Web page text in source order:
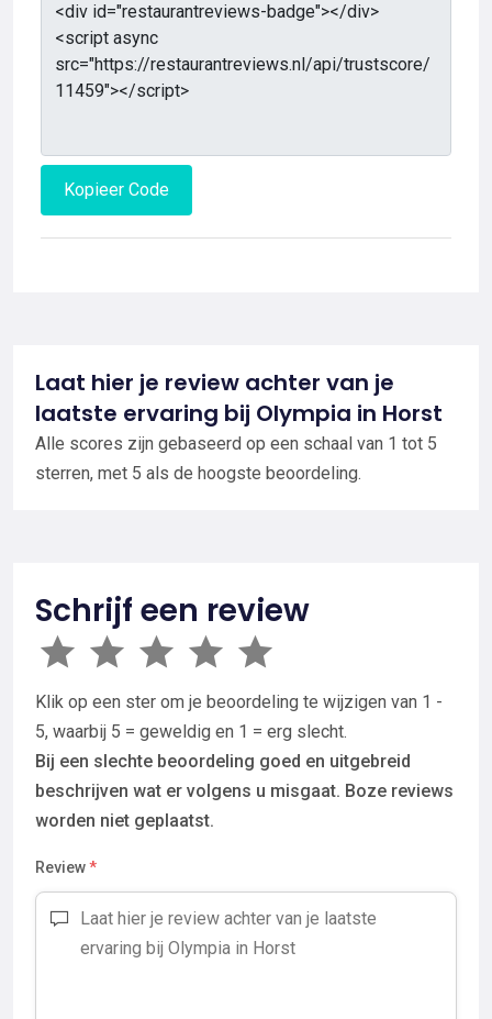
Kopieer Code
Laat hier je review achter van je
laatste ervaring bij Olympia in Horst
Alle scores zijn gebaseerd op een schaal van 1 tot 5
sterren, met 5 als de hoogste beoordeling.
Schrijf een review
Klik op een ster om je beoordeling te wijzigen van 1 -
5, waarbij 5 = geweldig en 1 = erg slecht.
Bij een slechte beoordeling goed en uitgebreid
beschrijven wat er volgens u misgaat. Boze reviews
worden niet geplaatst.
Review*